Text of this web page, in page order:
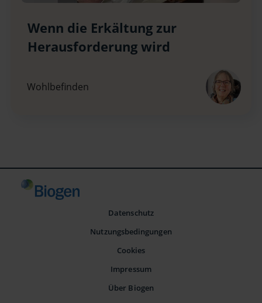
Wenn die Erkältung zur
Herausforderung wird
Wohlbefinden
Datenschutz
Nutzungsbedingungen
Cookies
Impressum
Über Biogen